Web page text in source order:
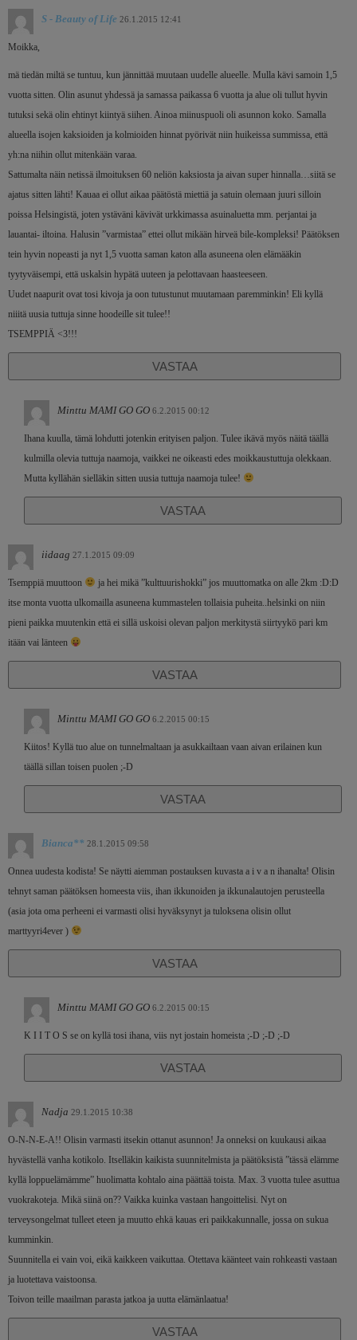
S - Beauty of Life 26.1.2015 12:41
Moikka,
mä tiedän miltä se tuntuu, kun jännittää muutaan uudelle alueelle. Mulla kävi samoin 1,5
vuotta sitten. Olin asunut yhdessä ja samassa paikassa 6 vuotta ja alue oli tullut hyvin
tutuksi sekä olin ehtinyt kiintyä siihen. Ainoa miinuspuoli oli asunnon koko. Samalla
alueella isojen kaksioiden ja kolmioiden hinnat pyörivät niin huikeissa summissa, että
yh:na niihin ollut mitenkään varaa.
Sattumalta näin netissä ilmoituksen 60 neliön kaksiosta ja aivan super hinnalla…siitä se
ajatus sitten lähti! Kauaa ei ollut aikaa päätöstä miettiä ja satuin olemaan juuri silloin
poissa Helsingistä, joten ystäväni kävivät urkkimassa asuinaluetta mm. perjantai ja
lauantai- iltoina. Halusin ”varmistaa” ettei ollut mikään hirveä bile-kompleksi! Päätöksen
tein hyvin nopeasti ja nyt 1,5 vuotta saman katon alla asuneena olen elämääkin
tyytyväisempi, että uskalsin hypätä uuteen ja pelottavaan haasteeseen.
Uudet naapurit ovat tosi kivoja ja oon tutustunut muutamaan paremminkin! Eli kyllä
niiitä uusia tuttuja sinne hoodeille sit tulee!!
TSEMPPIÄ <3!!!
VASTAA
Minttu MAMI GO GO 6.2.2015 00:12
Ihana kuulla, tämä lohdutti jotenkin erityisen paljon. Tulee ikävä myös näitä täällä
kulmilla olevia tuttuja naamoja, vaikkei ne oikeasti edes moikkaustuttuja olekkaan.
Mutta kyllähän sielläkin sitten uusia tuttuja naamoja tulee!
VASTAA
iidaag 27.1.2015 09:09
Tsemppiä muuttoon
ja hei mikä ”kulttuurishokki” jos muuttomatka on alle 2km :D:D
itse monta vuotta ulkomailla asuneena kummastelen tollaisia puheita..helsinki on niin
pieni paikka muutenkin että ei sillä uskoisi olevan paljon merkitystä siirtyykö pari km
itään vai länteen
VASTAA
Minttu MAMI GO GO 6.2.2015 00:15
Kiitos! Kyllä tuo alue on tunnelmaltaan ja asukkailtaan vaan aivan erilainen kun
täällä sillan toisen puolen ;-D
VASTAA
Bianca** 28.1.2015 09:58
Onnea uudesta kodista! Se näytti aiemman postauksen kuvasta a i v a n ihanalta! Olisin
tehnyt saman päätöksen homeesta viis, ihan ikkunoiden ja ikkunalautojen perusteella
(asia jota oma perheeni ei varmasti olisi hyväksynyt ja tuloksena olisin ollut
marttyyri4ever )
VASTAA
Minttu MAMI GO GO 6.2.2015 00:15
K I I T O S se on kyllä tosi ihana, viis nyt jostain homeista ;-D ;-D ;-D
VASTAA
Nadja 29.1.2015 10:38
O-N-N-E-A!! Olisin varmasti itsekin ottanut asunnon! Ja onneksi on kuukausi aikaa
hyvästellä vanha kotikolo. Itselläkin kaikista suunnitelmista ja päätöksistä ”tässä elämme
kyllä loppuelämämme” huolimatta kohtalo aina päättää toista. Max. 3 vuotta tulee asuttua
vuokrakoteja. Mikä siinä on?? Vaikka kuinka vastaan hangoittelisi. Nyt on
terveysongelmat tulleet eteen ja muutto ehkä kauas eri paikkakunnalle, jossa on sukua
kumminkin.
Suunnitella ei vain voi, eikä kaikkeen vaikuttaa. Otettava käänteet vain rohkeasti vastaan
ja luotettava vaistoonsa.
Toivon teille maailman parasta jatkoa ja uutta elämänlaatua!
VASTAA